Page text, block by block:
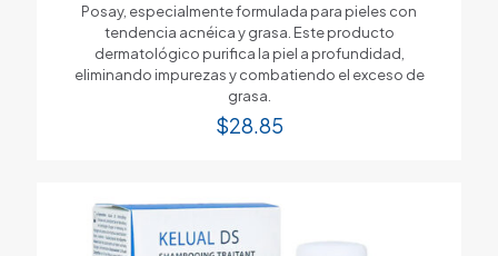
Posay, especialmente formulada para pieles con
tendencia acnéica y grasa. Este producto
dermatológico purifica la piel a profundidad,
eliminando impurezas y combatiendo el exceso de
grasa.
$28.85